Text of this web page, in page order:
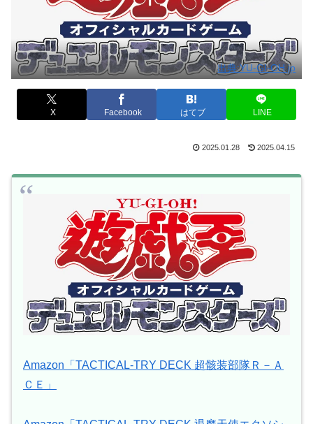
出典:YU-GI-OH.jp
X Facebook はてブ LINE
2025.01.28 2025.04.15
Amazon「TACTICAL-TRY DECK 超骸装部隊Ｒ－Ａ
ＣＥ」